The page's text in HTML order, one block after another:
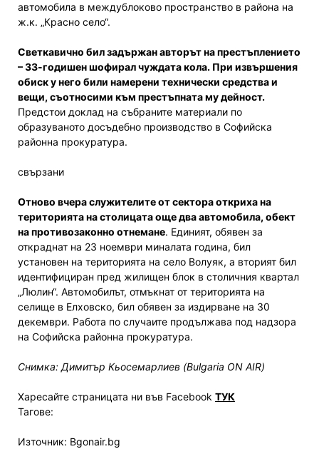
автомобила в междублоково пространство в района на
ж.к. „Красно село“.
Светкавично бил задържан авторът на престъплението
– 33-годишен шофирал чуждата кола. При извършения
обиск у него били намерени технически средства и
вещи, съотносими към престъпната му дейност.
Предстои доклад на събраните материали по
образуваното досъдебно производство в Софийска
районна прокуратура.
свързани
Отново вчера служителите от сектора откриха на
територията на столицата още два автомобила, обект
на противозаконно отнемане. Единият, обявен за
откраднат на 23 ноември миналата година, бил
установен на територията на село Волуяк, а вторият бил
идентифициран пред жилищен блок в столичния квартал
„Люлин“. Автомобилът, отмъкнат от територията на
селище в Елховско, бил обявен за издирване на 30
декември. Работа по случаите продължава под надзора
на Софийска районна прокуратура.
Снимка: Димитър Кьосемарлиев (Bulgaria ON AIR)
Харесайте страницата ни във Facebook ТУК
Тагове:
Източник: Bgonair.bg